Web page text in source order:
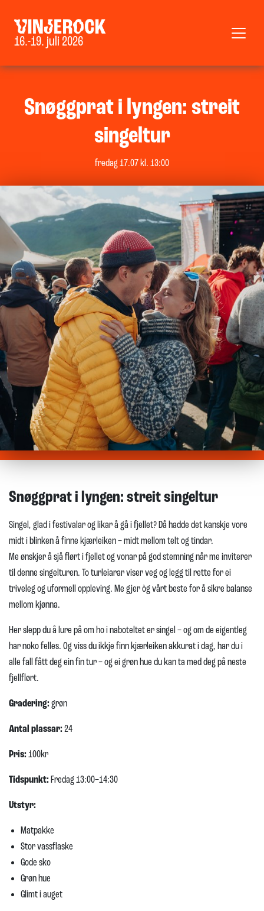
16.-19. juli 2026
Snøggprat i lyngen: streit
singeltur
fredag 17.07 kl. 13:00
Snøggprat i lyngen: streit singeltur
Singel, glad i festivalar og likar å gå i fjellet? Då hadde det kanskje vore
midt i blinken å finne kjærleiken – midt mellom telt og tindar.
Me ønskjer å sjå flørt i fjellet og vonar på god stemning når me inviterer
til denne singelturen. To turleiarar viser veg og legg til rette for ei
triveleg og uformell oppleving. Me gjer òg vårt beste for å sikre balanse
mellom kjønna.
Her slepp du å lure på om ho i naboteltet er singel – og om de eigentleg
har noko felles. Og viss du ikkje finn kjærleiken akkurat i dag, har du i
alle fall fått deg ein fin tur – og ei grøn hue du kan ta med deg på neste
fjellflørt.
Gradering:grøn
Antal plassar:24
Pris:100kr
Tidspunkt:Fredag 13:00–14:30
Utstyr:
Matpakke
Stor vassflaske
Gode sko
Grøn hue
Glimt i auget